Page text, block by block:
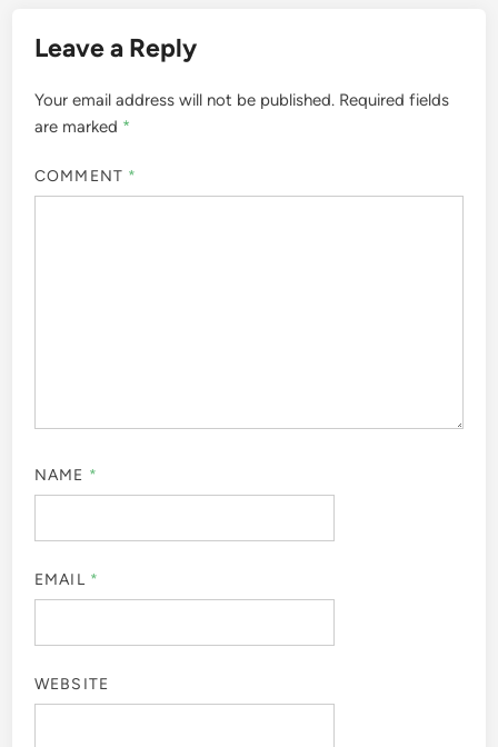
Leave a Reply
Your email address will not be published. Required fields
are marked *
COMMENT *
NAME *
EMAIL *
WEBSITE